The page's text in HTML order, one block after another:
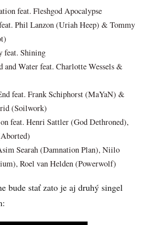
feat. Fleshgod Apocalypse
Phil Lanzon (Uriah Heep) & Tommy
feat. Shining
and Water feat. Charlotte Wessels &
feat. Frank Schiphorst (MaYaN) &
(Soilwork)
feat. Henri Sattler (God Dethroned),
Searah (Damnation Plan), Niilo
Roel van Helden (Powerwolf)
bude stať zato je aj druhý singel